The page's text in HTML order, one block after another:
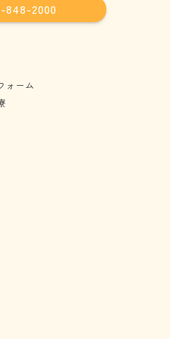
848-2000
ォーム